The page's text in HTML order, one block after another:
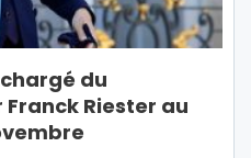
du
Riester au